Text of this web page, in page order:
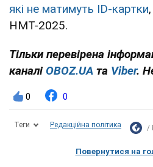
які не матимуть ID-картки
НМТ-2025.
Тільки перевірена
каналі OBOZ.UA та Viber.
0 0
Теги Редакційна політика
Повернутися на